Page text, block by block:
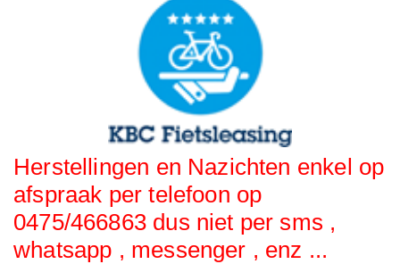
Herstellingen en Nazichten enkel op
afspraak per telefoon op
0475/466863 dus niet per sms ,
whatsapp , messenger , enz ...